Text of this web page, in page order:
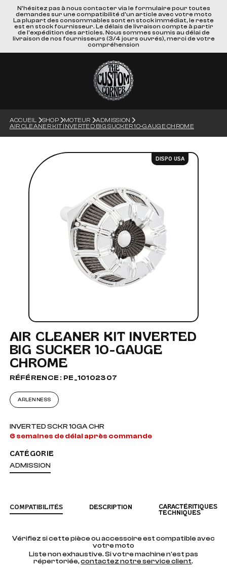
N'hésitez pas à nous contacter via le formulaire pour toutes
demandes sur une compatibilité d'un article avec votre moto
La plupart des consommables sont en stock immédiat, le reste
est en stock fournisseur. Le délais de livraison compte à partir
de l'expédition des articles. Nous sommes soumis au délai de
livraison de nos fournisseurs (3/4 jours ouvrés), merci de votre
compréhension
ACCUEIL SHOP MOTEUR
ADMISSION
AIR CLEANER KIT INVERTED BIG SUCKER 10-GAUGE CHROME
DISPO USA
AIR CLEANER KIT INVERTED
BIG SUCKER 10-GAUGE
CHROME
RÉFÉRENCE : PE_10102307
ARLEN NESS
INVERTED SCKR 10GA CHR
6 semaines de délai après commande
CATÉGORIE
ADMISSION
COMPATIBILITÉS DESCRIPTION
CARACTÉRITIQUES
TECHNIQUES
Vérifiez si cette pièce ou accessoire est compatible avec
votre moto
Liste non exhaustive. Si votre machine n'est pas
répertoriée,contactez notre service client.